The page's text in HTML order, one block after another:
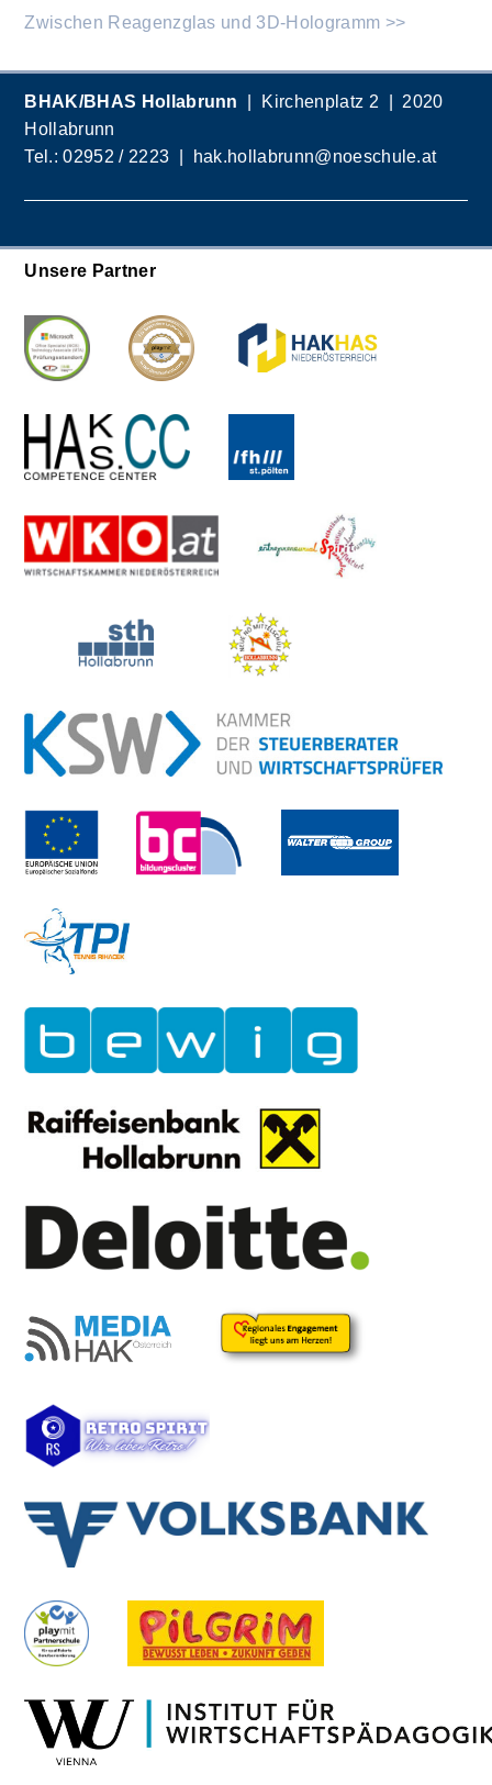
Zwischen Reagenzglas und 3D-Hologramm >>
BHAK/BHAS Hollabrunn
| Kirchenplatz 2 | 2020
Hollabrunn
Tel.:02952 / 2223 | hak.hollabrunn@noeschule.at
Unsere Partner